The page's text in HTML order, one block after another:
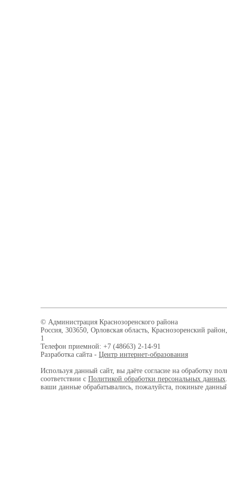
© Администрация Краснозоренского района
Россия, 303650, Орловская область, Краснозоренский
1
Телефон приемной: +7 (48663) 2-14-91
Разработка сайта - Центр интернет-образования
Используя данный сайт, вы даёте согласие на обработку
соответствии с Политикой обработки персональных данных
ваши данные обрабатывались, пожалуйста, покиньте